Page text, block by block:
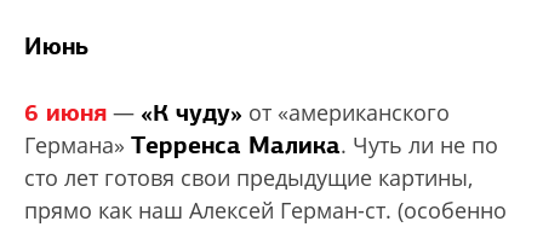
Июнь
6 июня — «К чуду» от «американского
Германа» Терренса Малика. Чуть ли не по
сто лет готовя свои предыдущие картины,
прямо как наш Алексей Герман-ст. (особенно